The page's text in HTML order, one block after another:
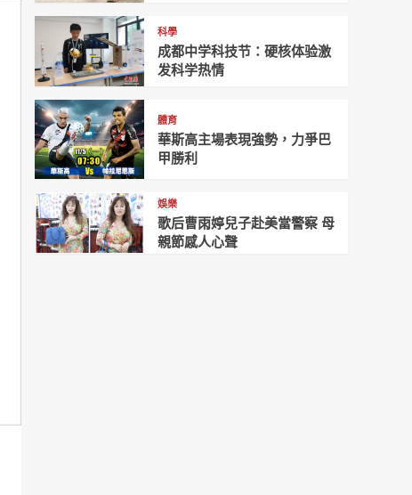
科學
成都中学科技节：硬核体验激
发科学热情
體育
華斯高主場表現強勢，力爭巴
甲勝利
娛樂
歌后曹雨婷兒子赴美當警察 母
親節感人心聲